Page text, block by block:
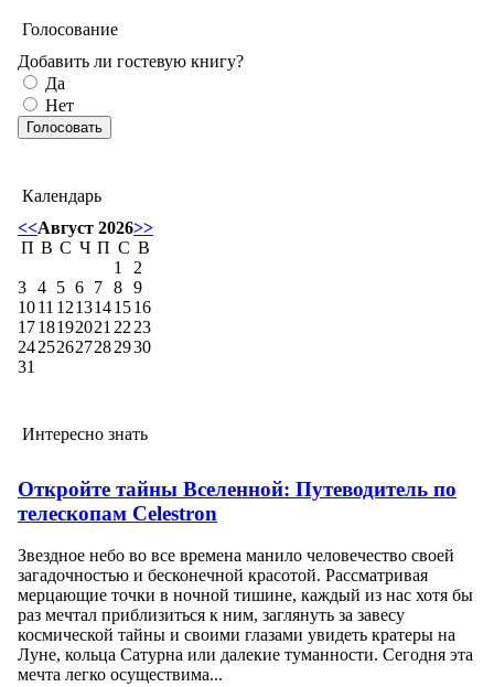
Голосование
Добавить ли гостевую книгу?
Да
Нет
Календарь
<<Август 2026>>
П В С Ч П С В
1
2
3 4 5 6 7 8 9
1011 1213141516
1718192021 22 23
24252627282930
31
Интересно знать
Откройте тайны Вселенной: Путеводитель по
телескопам Celestron
Звездное небо во все времена манило человечество своей
загадочностью и бесконечной красотой. Рассматривая
мерцающие точки в ночной тишине, каждый из нас хотя бы
раз мечтал приблизиться к ним, заглянуть за завесу
космической тайны и своими глазами увидеть кратеры на
Луне, кольца Сатурна или далекие туманности. Сегодня эта
мечта легко осуществима...